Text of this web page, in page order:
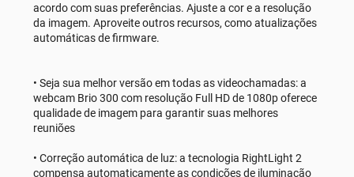
acordo com suas preferências. Ajuste a cor e a resolução
da imagem. Aproveite outros recursos, como atualizações
automáticas de firmware.
• Seja sua melhor versão em todas as videochamadas: a
webcam Brio 300 com resolução Full HD de 1080p oferece
qualidade de imagem para garantir suas melhores
reuniões
• Correção automática de luz: a tecnologia RightLight 2
compensa automaticamente as condições de iluminação